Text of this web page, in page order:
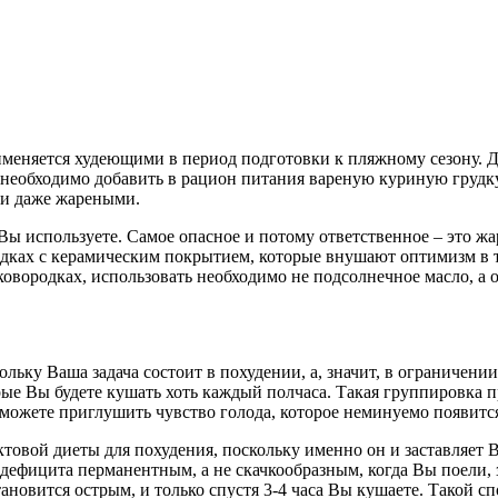
худеющими в период подготовки к пляжному сезону.
добавить в рацион питания вареную куриную
даже жареными.
Самое опасное и потому ответственное – это
с керамическим покрытием, которые внушают оптимизм в
использовать необходимо не подсолнечное масло,
Ваша задача состоит в похудении, а, значит, в
Вы будете кушать хоть каждый полчаса. Такая группировка
приглушить чувство голода, которое неминуемо
диеты для похудения, поскольку именно он и
перманентным, а не скачкообразным, когда Вы
острым, и только спустя 3-4 часа Вы кушаете. Такой